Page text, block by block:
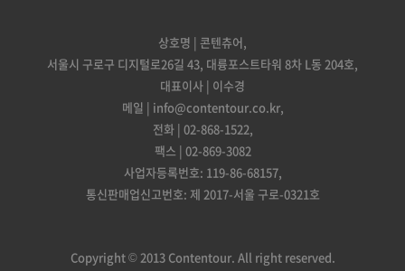
상호명 | 콘텐츄어,
서울시 구로구 디지털로26길 43, 대륭포스트타워 8차 L동 204호,
대표이사 | 이수경
메일 | info@contentour.co.kr,
전화 | 02-868-1522,
팩스 | 02-869-3082
사업자등록번호: 119-86-68157,
통신판매업신고번호: 제 2017-서울 구로-0321호
Copyright © 2013 Contentour. All right reserved.